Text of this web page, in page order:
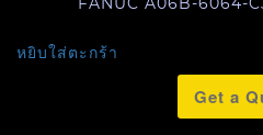
หยิบใส่ตะกร้า
Get a